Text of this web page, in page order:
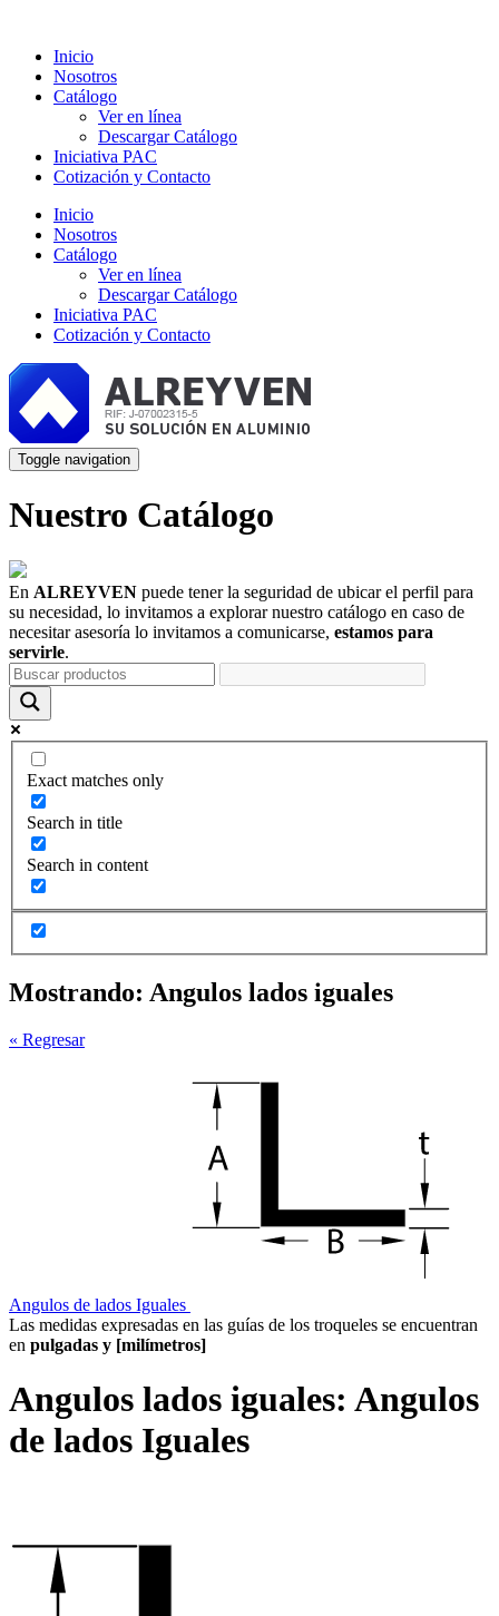
Inicio
Nosotros
Catálogo
Ver en línea
Descargar Catálogo
Iniciativa PAC
Cotización y Contacto
Inicio
Nosotros
Catálogo
Ver en línea
Descargar Catálogo
Iniciativa PAC
Cotización y Contacto
Toggle navigation
Nuestro Catálogo
En ALREYVEN puede tener la seguridad de ubicar el perfil para
su necesidad, lo invitamos a explorar nuestro catálogo en caso de
necesitar asesoría lo invitamos a comunicarse, estamos para
servirle.
Exact matches only
Search in title
Search in content
Mostrando: Angulos lados iguales
« Regresar
Angulos de lados Iguales
Las medidas expresadas en las guías de los troqueles se encuentran
en pulgadas y [milímetros]
Angulos lados iguales: Angulos
de lados Iguales